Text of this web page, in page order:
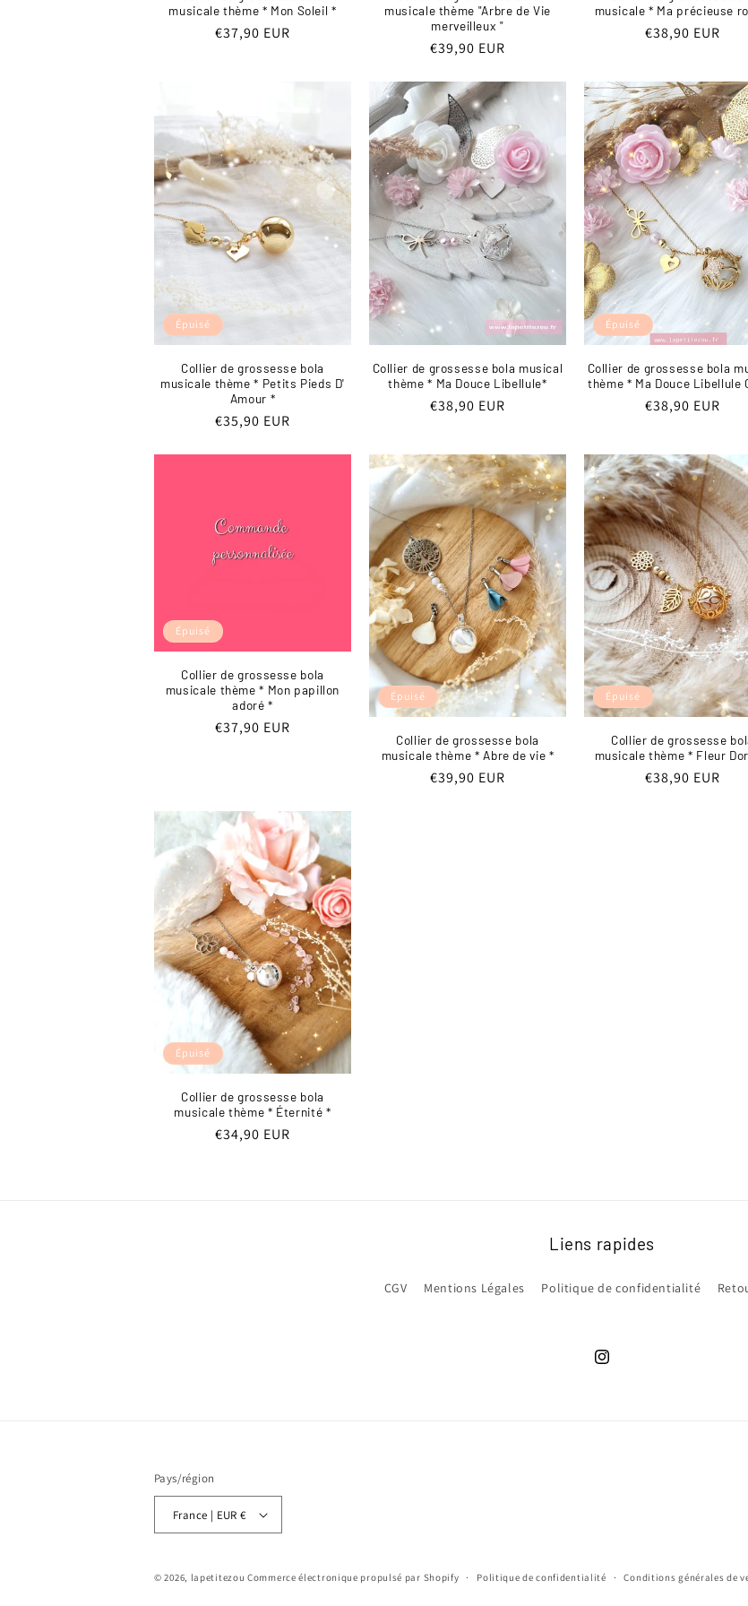
musicale thème * Mon Soleil *
Prix
€37,90 EUR
musicale thème "Arbre de Vie
merveilleux "
Prix
€39,90 EUR
musicale * Ma précieuse
Prix
€38,90 EUR
Épuisé
Collier de grossesse bola
musicale thème * Petits Pieds D'
Amour *
Prix
€35,90 EUR
Collier de grossesse bola musical
thème * Ma Douce Libellule*
Prix
€38,90 EUR
Épuisé
Collier de grossesse bola
thème * Ma Douce Libellule
Prix
€38,90 EUR
Épuisé
Collier de grossesse bola
musicale thème * Mon papillon
adoré *
Prix
€37,90 EUR
Épuisé
Collier de grossesse bola
musicale thème * Abre de vie *
Prix
€39,90 EUR
Épuisé
Collier de grossesse
musicale thème * Fleur
Prix
€38,90 EUR
Épuisé
Collier de grossesse bola
musicale thème * Éternité *
Prix
€34,90 EUR
Liens rapides
CGV Mentions Légales Politique de confidentialité
Instagram
Pays/région
France | EUR €
© 2026, lapetitezou Commerce électronique propulsé par Shopify Politique de confidentialité Conditions générales de